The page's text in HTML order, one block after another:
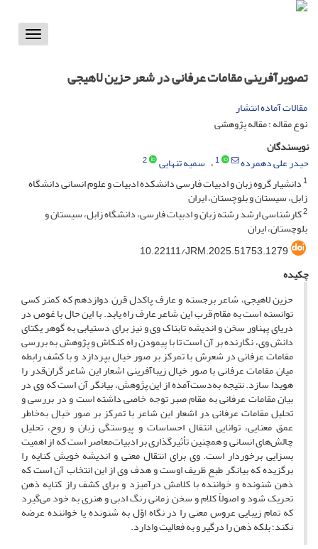
Toggle
تصویرآفرینی مقامات عرفانی در شعر حزین لاهیجی
مقالات آماده انتشار
نوع مقاله : مقاله پژوهشی
نویسندگان
حیدر علی دهمرده
1 سمیه تنهایی
2
1دانشیار گروه زبان و ادبیات فارسی دانشکده ادبیات و علوم انسانی دانشگاه
زابل، سیستان و بلوچستان، ایران
2کارشناسی ارشد رشته زبان و ادبیات فارسی، دانشگاه زابل، سیستان و
بلوچستان، ایران
10.22111/JRM.2025.51753.1279
چکیده
حزین لاهیجی، شاعر برجسته و عارف پاکدل قرن دوازدهم که کمتر کسی
توانسته است به مقام قرب این شاعر عارف راه یابد. با این حال با غوص در
دریای پهناور سخن و اندیشه تابناک وی و نیز برای دستیابی به گوهر یکتای
دانش وی، نگارنده بر آن است تا با پیمودن راه کنکاش و پژوهش به بررسی
مقامات عرفانی در شعرش با تمرکز بر صور خیال بپردازد و با کشف رابطه
میان مقامات عرفانی با صور خیال زیباآفرینی اشعار این شاعر گران‌قدر را
هویدا سازد. نتیجه به‌دست‌آمده از این پژوهش، بیانگر آن است که وی در
بیان مقامات عرفانی به مقام صبر توجه خاصی داشته است و در بررسی و
تحلیل مقامات عرفانی در اشعار این شاعر با تمرکز بر صور خیال به‌خاطر
عمق معنایی، توانایی انتقال احساسات و پیوستگی زبان و روح، تحلیل
چالش‌های انسانی و همچنین تأثیرگذاری بر ادبیات‌معاصر است که از اهمیت
بسزایی برخوردار است. وی برای انتقال معنی و اندیشه خویش کنایه را
برگزیده که بیانگر طبع ظریف اوست و هدف وی از این انتخاب آن است که
ذهن شنونده و خواننده با کلامش درآمیزد و برای کشف راز کنایه ذهن
تحریک شود و اصولاً کلام و سخن زمانی رنگ ادبی و هنری به خود می‌گیرد
که تمام زیبایی عروس معنی را در نگاه اوّل به شنونده یا خواننده عرضه
نکند؛ بلکه ذهن را درگیر و به فعالیت وادارد.